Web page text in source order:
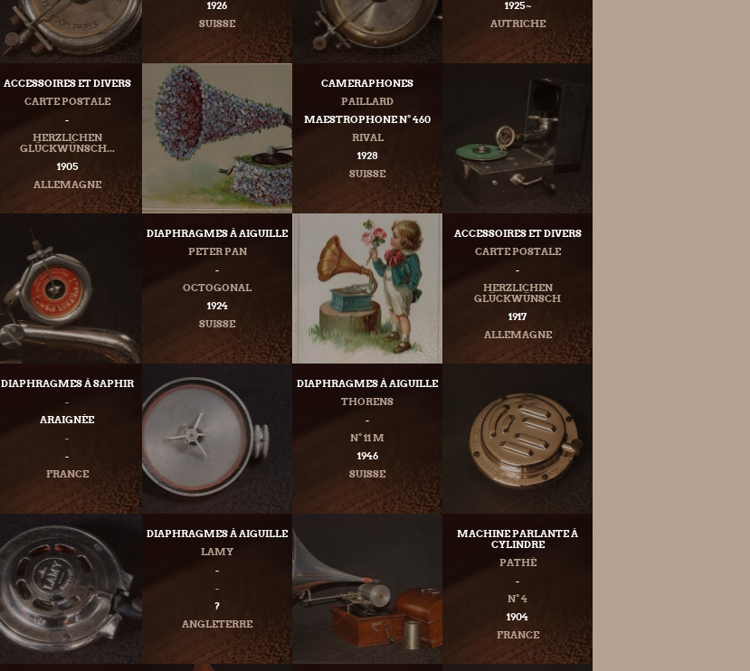
1926
SUISSE
1925 ~
AUTRICHE
ACCESSOIRES ET DIVERS
CARTE POSTALE
-
HERZLICHEN
GLÜCKWÜNSCH...
1905
ALLEMAGNE
CAMERAPHONES
PAILLARD
MAESTROPHONE N° 460
RIVAL
1928
SUISSE
DIAPHRAGMES À AIGUILLE
PETER PAN
-
OCTOGONAL
1924
SUISSE
ACCESSOIRES ET DIVERS
CARTE POSTALE
-
HERZLICHEN
GLÜCKWÜNSCH
1917
ALLEMAGNE
DIAPHRAGMES À SAPHIR
-
ARAIGNÉE
-
-
FRANCE
DIAPHRAGMES À AIGUILLE
THORENS
-
N° 11 M
1946
SUISSE
DIAPHRAGMES À AIGUILLE
LAMY
-
-
?
ANGLETERRE
MACHINE PARLANTE À
CYLINDRE
PATHÉ
-
N° 4
1904
FRANCE